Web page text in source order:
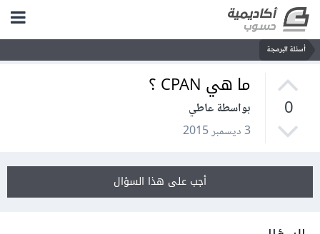
أسئلة البرمجة
0
ما هي CPAN ؟
بواسطة عاطي
3 ديسمبر 2015
أجب على هذا السؤال